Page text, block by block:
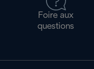
Foire aux
questions